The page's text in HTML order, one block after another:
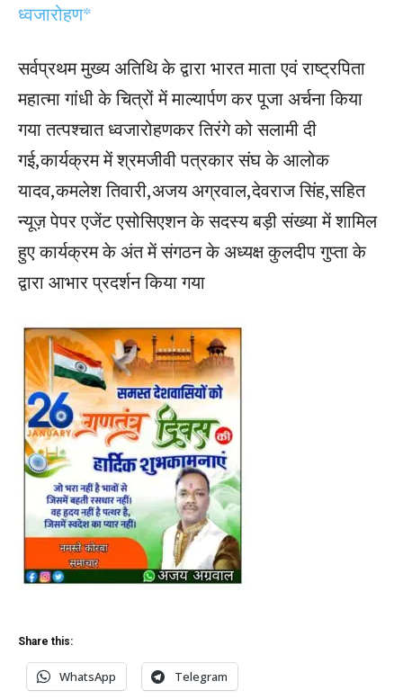
ध्वजारोहण*
सर्वप्रथम मुख्य अतिथि के द्वारा भारत माता एवं राष्ट्रपिता
महात्मा गांधी के चित्रों में माल्यार्पण कर पूजा अर्चना किया
गया तत्पश्चात ध्वजारोहणकर तिरंगे को सलामी दी
गई,कार्यक्रम में श्रमजीवी पत्रकार संघ के आलोक
यादव,कमलेश तिवारी,अजय अग्रवाल,देवराज सिंह,सहित
न्यूज़ पेपर एजेंट एसोसिएशन के सदस्य बड़ी संख्या में शामिल
हुए कार्यक्रम के अंत में संगठन के अध्यक्ष कुलदीप गुप्ता के
द्वारा आभार प्रदर्शन किया गया
Share this:
WhatsApp Telegram